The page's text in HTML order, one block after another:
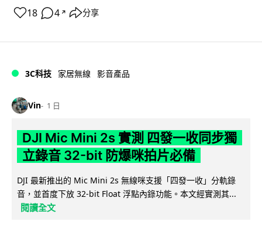
18 4 ↗ 分享
3C科技 家居無線 影音產品
Vin 1 日
DJI Mic Mini 2s 實測 四發一收同步獨
立錄音 32-bit 防爆咪拍片必備
DJI 最新推出的 Mic Mini 2s 無線咪支援「四發一收」分軌錄
音，並首度下放 32-bit Float 浮點內錄功能。本文經實測其...
閱讀全文